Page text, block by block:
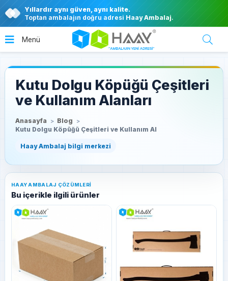
Yıllardır aynı güven, aynı kalite.
Toptan ambalajın doğru adresi Haay Ambalaj.
Kutu Dolgu Köpüğü Çeşitleri
ve Kullanım Alanları
Anasayfa
Blog
Kutu Dolgu Köpüğü Çeşitleri ve Kullanım Al
HAAY AMBALAJ ÇÖZÜMLERI
Bu içerikle ilgili ürünler